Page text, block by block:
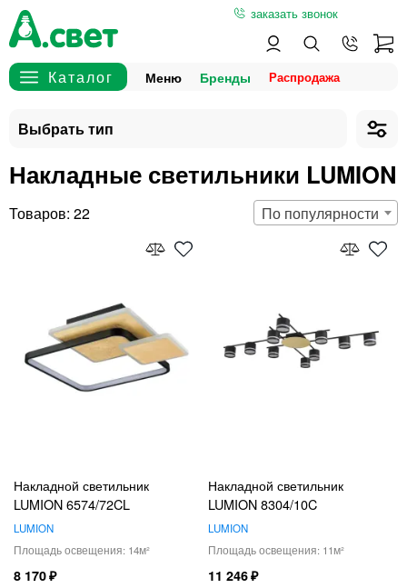
заказать звонок
Меню Бренды
Накладные светильники LUMION
22 По популярности
Накладной светильник
LUMION 6574/72CL
LUMION
14
8 170
Накладной светильник
LUMION 8304/10C
LUMION
11
11 246